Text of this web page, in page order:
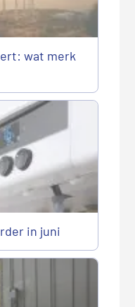
wat merk
in juni